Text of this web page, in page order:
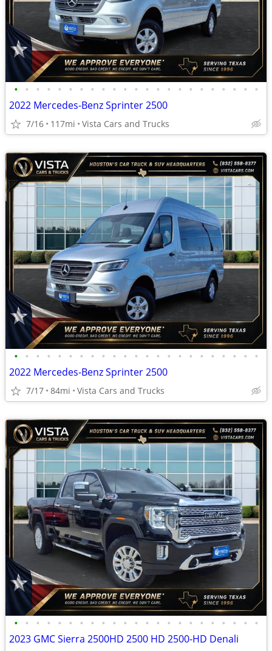
• • • • • • • • • • • • • • • • • • • • • • •
2022 Mercedes-Benz Sprinter 2500
7/16 117mi Vista Cars and Trucks
• • • • • • • • • • • • • • • • • • • • • • •
2022 Mercedes-Benz Sprinter 2500
7/17 84mi Vista Cars and Trucks
• • • • • • • • • • • • • • • • • • • • • • •
2023 GMC Sierra 2500HD 2500 HD 2500-HD Denali